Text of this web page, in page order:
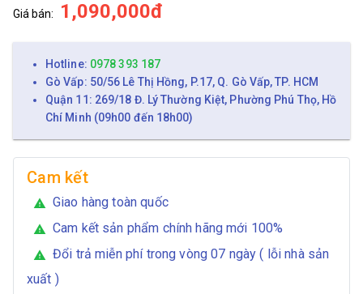
Giá bán: 1,090,000đ
Hotline: 0978 393 187
Gò Vấp: 50/56 Lê Thị Hồng, P.17, Q. Gò Vấp, TP. HCM
Quận 11: 269/18 Đ. Lý Thường Kiệt, Phường Phú Thọ, Hồ
Chí Minh (09h00 đến 18h00)
Cam kết
warning Giao hàng toàn quốc
warning Cam kết sản phẩm chính hãng mới 100%
warning
Đổi trả miễn phí trong vòng 07 ngày ( lỗi nhà sản
xuất )